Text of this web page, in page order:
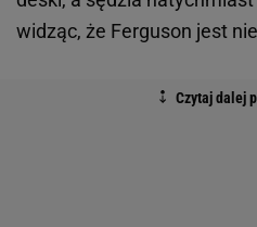
widząc, że Ferguson jest